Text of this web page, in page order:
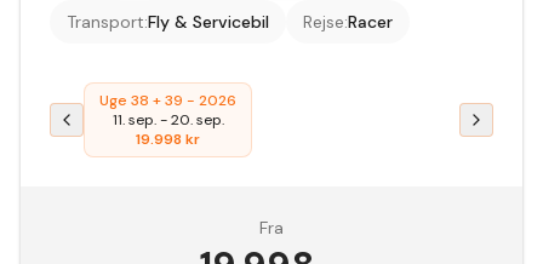
Transport:Fly & Servicebil Rejse:Racer
Uge 38 + 39 - 2026
11. sep.-20. sep.
19.998 kr
Fra